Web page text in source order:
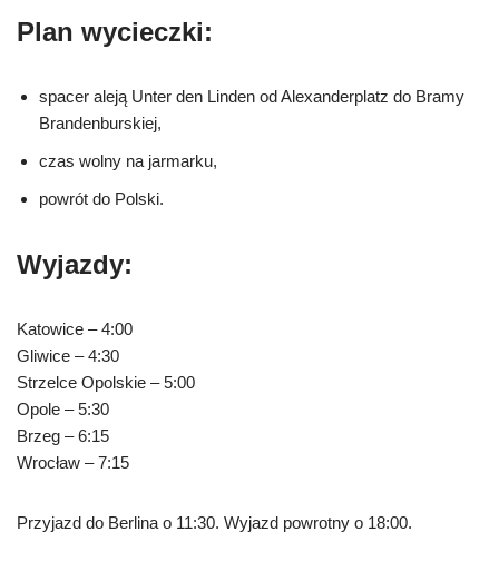
Plan wycieczki:
spacer aleją Unter den Linden od Alexanderplatz do Bramy
Brandenburskiej,
czas wolny na jarmarku,
powrót do Polski.
Wyjazdy:
Katowice – 4:00
Gliwice – 4:30
Strzelce Opolskie – 5:00
Opole – 5:30
Brzeg – 6:15
Wrocław – 7:15
Przyjazd do Berlina o 11:30. Wyjazd powrotny o 18:00.